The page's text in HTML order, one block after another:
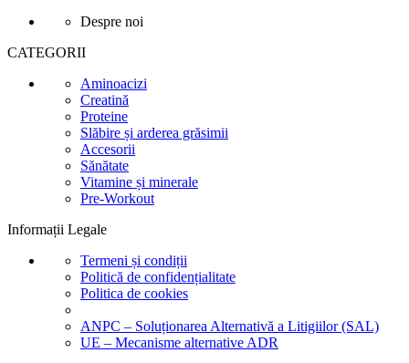
Despre noi
CATEGORII
Aminoacizi
Creatină
Proteine
Slăbire și arderea grăsimii
Accesorii
Sănătate
Vitamine și minerale
Pre-Workout
Informații Legale
Termeni și condiții
Politică de confidențialitate
Politica de cookies
ANPC – Soluționarea Alternativă a Litigiilor (SAL)
UE – Mecanisme alternative ADR